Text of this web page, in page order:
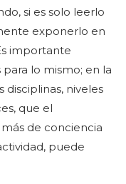
si es solo leerlo
exponerlo en
importante
lo mismo; en la
disciplinas, niveles
que el
de conciencia
puede